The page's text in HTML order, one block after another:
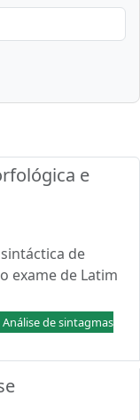
e
de
exame de Latim
Análise de sintagmas